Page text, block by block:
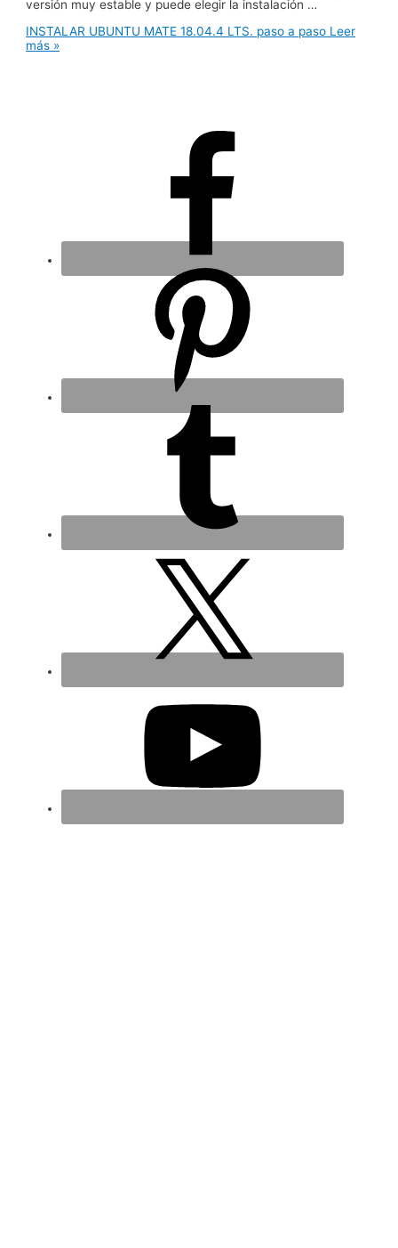
versión muy estable y puede elegir la instalación …
INSTALAR UBUNTU MATE 18.04.4 LTS. paso a paso Leer
más »